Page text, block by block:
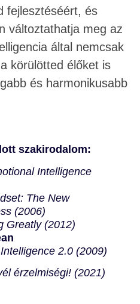
fejlesztéséért, és
változtathatja meg az
által nemcsak
körülötted élőket is
és harmonikusabb
szakirodalom:
Intelligence
The New
(2006)
Greatly (2012)
2.0 (2009)
érzelmiségi! (2021)